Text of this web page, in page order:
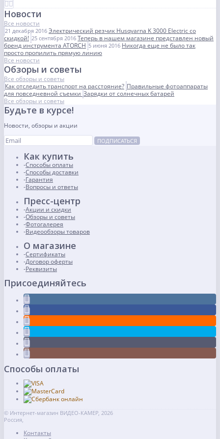
Новости
Все новости
21 декабря 2016 Электрический резчик Husqvarna K 3000 Electric со
скидкой! 25 сентября 2016 Теперь в нашем магазине представлен новый
бренд инструмента ATORCH 5 июня 2016 Никогда еще не было так
просто пропилить прямую линию
Все новости
Обзоры и советы
Все обзоры и советы
Как отследить транспорт на расстояние? Правильные фотоаппараты
для повседневной съемки Зарядки от солнечных батарей
Все обзоры и советы
Будьте в курсе!
Новости, обзоры и акции
ПОДПИСАТЬСЯ
Как купить
Способы оплаты
Способы доставки
Гарантия
Вопросы и ответы
Пресс-центр
Акции и скидки
Обзоры и советы
Фотогалерея
Видеообзоры товаров
О магазине
Сертификаты
Договор оферты
Реквизиты
Присоединяйтесь
Способы оплаты
© Интернет-магазин ВИДЕО-КАМЕР, 2026
Россия,
Контакты